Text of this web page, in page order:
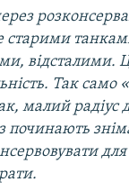
відсталими.
Так само
малий радіус
починають